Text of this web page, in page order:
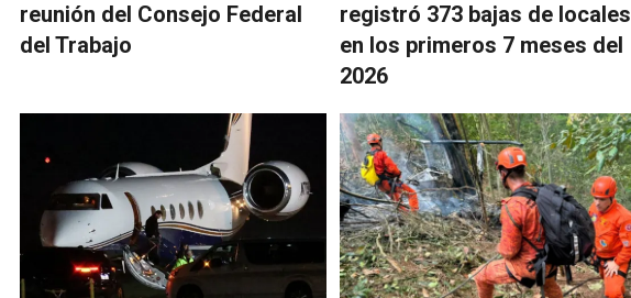
reunión del Consejo Federal
del Trabajo
registró 373 bajas de locales
en los primeros 7 meses del
2026